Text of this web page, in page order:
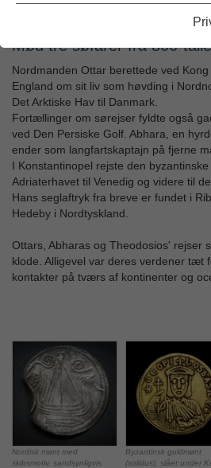
Mød tre søfarer fra 800-
Nordmanden Ottar berettede ved
England om sit liv som høvding i
Det Arktiske Hav til Danmark.
Fortællinger om sørejser fyldte også
ved Den Persiske Golf. Abhara, en
ender som langfartskaptajn på fjerne
I Konstantinopel rejste den
Adriaterhavet til Venedig og videre til
Hans seglaftryk fra breve er fundet i
Hedeby i Nordtyskland.
Ottars, Abharas og Theodosios' rejser
klode. Alligevel var deres verdener tæt
kontakter på tværs af kontinenter og
Nordisk mønt med
skibsmotiv, sandsynligvis
Byzantinsk guldmønt
(solidus), slået under